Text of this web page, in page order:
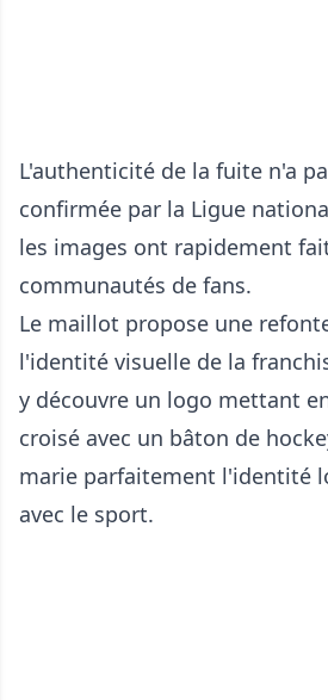
L'authenticité de la fuite n'a
confirmée par la Ligue
les images ont rapidement
communautés de fans.
Le maillot propose une
l'identité visuelle de la
y découvre un logo mettant
croisé avec un bâton de
marie parfaitement l'identité
avec le sport.